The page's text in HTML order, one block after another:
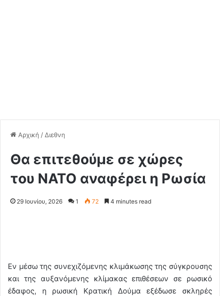
Αρχική / Διεθνη
Θα επιτεθούμε σε χώρες
του ΝΑΤΟ αναφέρει η Ρωσία
29 Ιουνίου, 2026 1 72 4 minutes read
Εν μέσω της συνεχιζόμενης κλιμάκωσης της σύγκρουσης
και της αυξανόμενης κλίμακας επιθέσεων σε ρωσικό
έδαφος, η ρωσική Κρατική Δούμα εξέδωσε σκληρές